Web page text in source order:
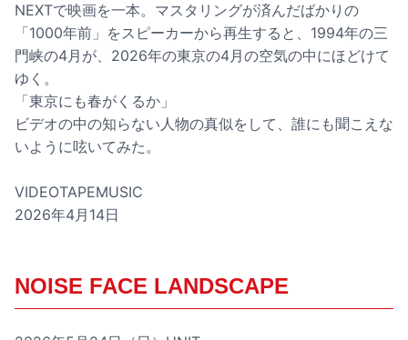
NEXTで映画を一本。マスタリングが済んだばかりの
「1000年前」をスピーカーから再生すると、1994年の三
門峡の4月が、2026年の東京の4月の空気の中にほどけて
ゆく。
「東京にも春がくるか」
ビデオの中の知らない人物の真似をして、誰にも聞こえな
いように呟いてみた。
VIDEOTAPEMUSIC
2026年4月14日
NOISE FACE LANDSCAPE